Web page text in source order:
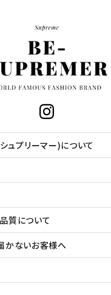
プリーマー)について
質について
かないお客様へ